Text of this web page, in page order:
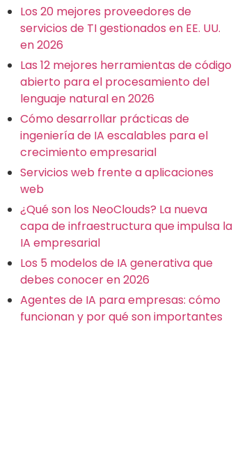
Los 20 mejores proveedores de
servicios de TI gestionados en EE. UU.
en 2026
Las 12 mejores herramientas de código
abierto para el procesamiento del
lenguaje natural en 2026
Cómo desarrollar prácticas de
ingeniería de IA escalables para el
crecimiento empresarial
Servicios web frente a aplicaciones
web
¿Qué son los NeoClouds? La nueva
capa de infraestructura que impulsa la
IA empresarial
Los 5 modelos de IA generativa que
debes conocer en 2026
Agentes de IA para empresas: cómo
funcionan y por qué son importantes